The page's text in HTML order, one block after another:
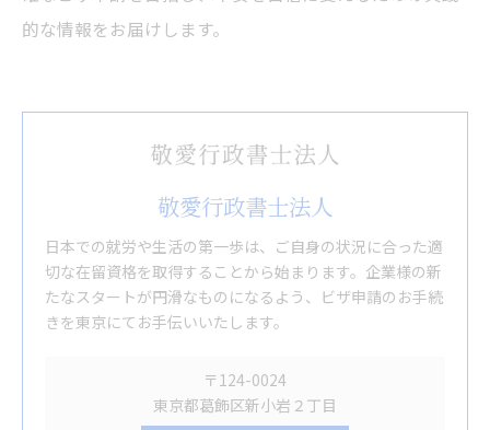
的な情報をお届けします。
敬愛行政書士法人
日本での就労や生活の第一歩は、ご自身の状況に合った適
切な在留資格を取得することから始まります。企業様の新
たなスタートが円滑なものになるよう、ビザ申請のお手続
きを東京にてお手伝いいたします。
〒124-0024
東京都葛飾区新小岩２丁目